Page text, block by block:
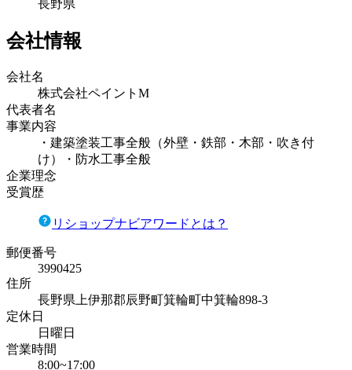
長野県
会社情報
会社名
株式会社ペイントM
代表者名
事業内容
・建築塗装工事全般（外壁・鉄部・木部・吹き付
け）・防水工事全般
企業理念
受賞歴
リショップナビアワードとは？
郵便番号
3990425
住所
長野県上伊那郡辰野町箕輪町中箕輪898-3
定休日
日曜日
営業時間
8:00~17:00